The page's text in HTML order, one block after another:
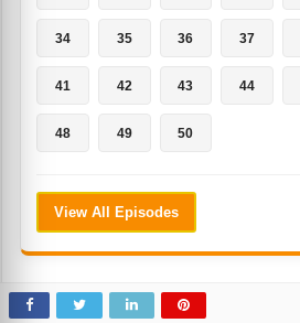
34 35 36 37
41 42 43 44
48 49 50
View All Episodes